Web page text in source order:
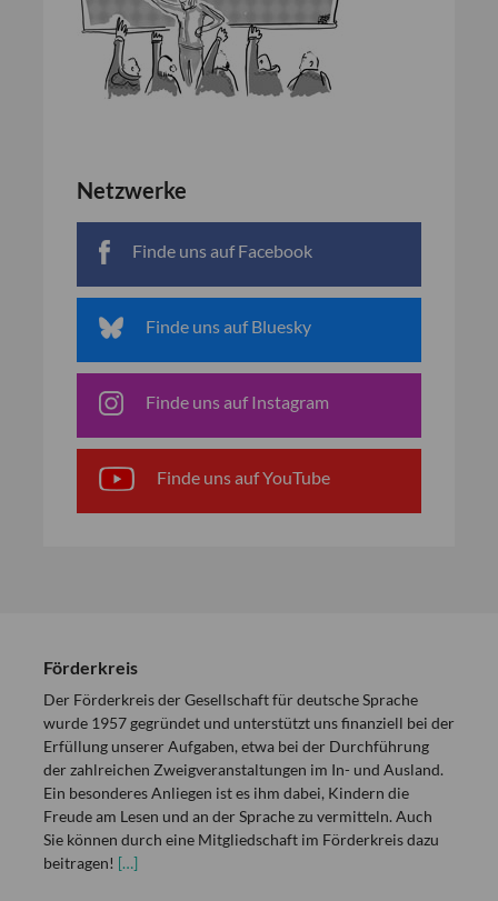
Netzwerke
Finde uns auf Facebook
Finde uns auf Bluesky
Finde uns auf Instagram
Finde uns auf YouTube
Förderkreis
Der Förderkreis der Gesellschaft für deutsche Sprache
wurde 1957 gegründet und unterstützt uns finanziell bei der
Erfüllung unserer Aufgaben, etwa bei der Durchführung
der zahlreichen Zweigveranstaltungen im In- und Ausland.
Ein besonderes Anliegen ist es ihm dabei, Kindern die
Freude am Lesen und an der Sprache zu vermitteln. Auch
Sie können durch eine Mitgliedschaft im Förderkreis dazu
beitragen! […]